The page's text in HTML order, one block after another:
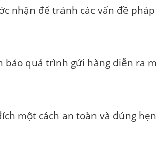
nhận để tránh các vấn đề
quá trình gửi hàng diễn ra
một cách an toàn và đúng